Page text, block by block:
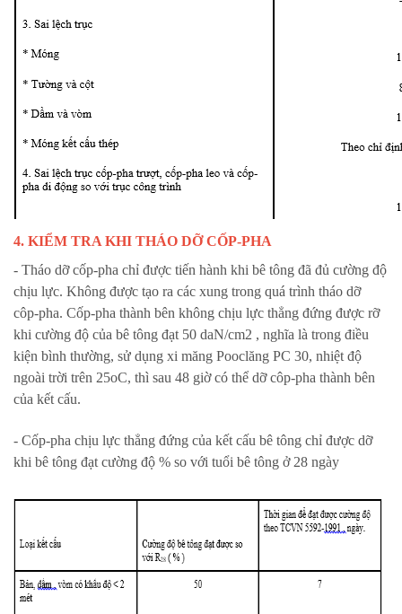
4. KIỂM TRA KHI THÁO DỠ CỐP-PHA
- Tháo dỡ cốp-pha chỉ được tiến hành khi bê tông đã đủ cường độ
chịu lực. Không được tạo ra các xung trong quá trình tháo dỡ
côp-pha. Cốp-pha thành bên không chịu lực thẳng đứng được rỡ
khi cường độ của bê tông đạt 50 daN/cm2 , nghĩa là trong điều
kiện bình thường, sử dụng xi măng Pooclăng PC 30, nhiệt độ
ngoài trời trên 25oC, thì sau 48 giờ có thể dỡ côp-pha thành bên
của kết cấu.
- Cốp-pha chịu lực thẳng đứng của kết cấu bê tông chỉ được dỡ
khi bê tông đạt cường độ % so với tuổi bê tông ở 28 ngày